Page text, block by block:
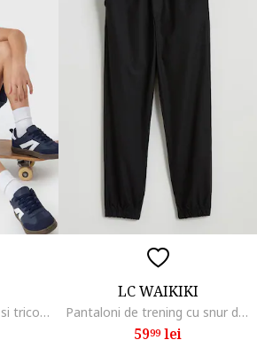
Set de pantaloni scurti si tricou din bumbac, Alb/Portocaliu/Bleumarin
LC WAIKIKI
Pantaloni de trening cu snur de ajustare, Negru
5999lei